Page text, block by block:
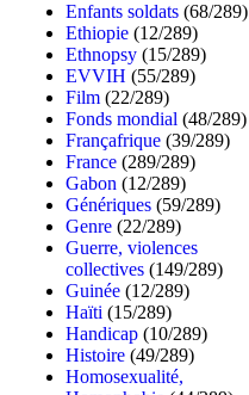
Enfants soldats (68/289)
Ethiopie (12/289)
Ethnopsy (15/289)
EVVIH (55/289)
Film (22/289)
Fonds mondial (48/289)
Françafrique (39/289)
France (289/289)
Gabon (12/289)
Génériques (59/289)
Genre (22/289)
Guerre, violences
collectives (149/289)
Guinée (12/289)
Haïti (15/289)
Handicap (10/289)
Histoire (49/289)
Homosexualité,